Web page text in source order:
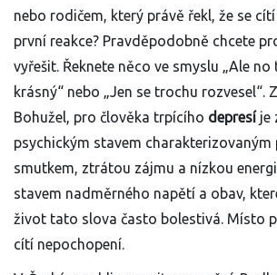
nebo rodičem, který právě řekl, že se
první reakce? Pravděpodobně chcete
vyřešit. Řeknete něco ve smyslu „Ale no
krásný“ nebo „Jen se trochu rozvesel“.
Bohužel, pro člověka trpícího depresíje
psychickým stavem charakterizovaným
smutkem, ztrátou zájmu a nízkou
stavem nadměrného napětí a obav,
život tato slova často bolestivá. Místo
cítí nepochopení.